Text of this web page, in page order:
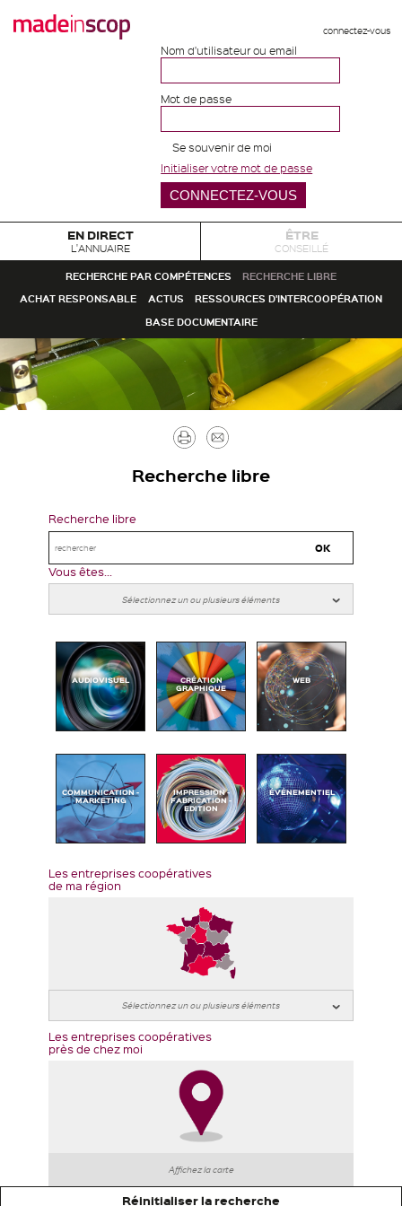
connectez-vous
Nom d'utilisateur ou email
Mot de passe
Se souvenir de moi
Initialiser votre mot de passe
EN DIRECT
L'ANNUAIRE
ÊTRE
CONSEILLÉ
RECHERCHE PAR COMPÉTENCES
RECHERCHE LIBRE
ACHAT RESPONSABLE
ACTUS
RESSOURCES D'INTERCOOPÉRATION
BASE DOCUMENTAIRE
Imprimer
Recherche libre
Recherche libre
Vous êtes...
AUDIOVISUEL CRÉATION
GRAPHIQUE
WEB
COMMUNICATION -
MARKETING
IMPRESSION -
FABRICATION -
EDITION
ÉVÉNEMENTIEL
Les entreprises coopératives
de ma région
Les entreprises coopératives
près de chez moi
Affichez la carte
Réinitialiser la recherche